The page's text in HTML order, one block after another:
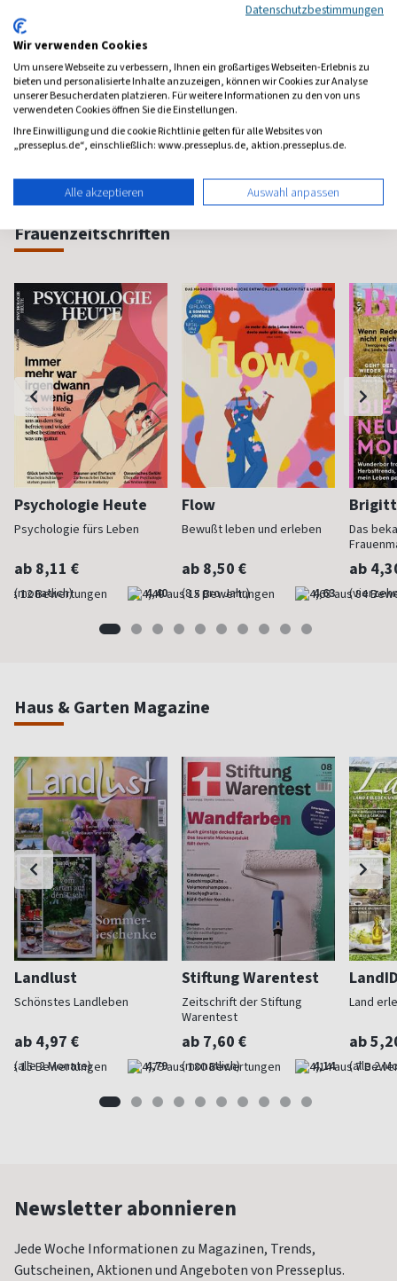
Just Kick-it
ab 7,32 € ab 5,99 €
(13 x pro Jahr)
Kinder
ab
Frauenzeitschriften
Psychologie Heute
Psychologie fürs Leben
ab 8,11 €
(monatlich) 4,40
Flow
Bewußt leben und erleben
ab 8,50 €
(8 x pro Jahr) 4,63
Das
ab
Haus & Garten Magazine
Landlust
Schönstes Landleben
ab 4,97 €
(alle 2 Monate) 4,79
Stiftung Warentest
Zeitschrift der Stiftung
Warentest
ab 7,60 €
(monatlich) 4,14
Land
ab
(alle 2
Newsletter abonnieren
Jede Woche Informationen zu Magazinen, Trends,
Gutscheinen, Aktionen und Angeboten von Presseplus.
Datenschutzbestimmungen
Wir verwenden Cookies
Um unsere Webseite zu verbessern, Ihnen ein großartiges Webseiten-Erlebnis zu
bieten und personalisierte Inhalte anzuzeigen, können wir Cookies zur Analyse
unserer Besucherdaten platzieren. Für weitere Informationen zu den von uns
verwendeten Cookies öffnen Sie die Einstellungen.
Ihre Einwilligung und die cookie Richtlinie gelten für alle Websites von
„presseplus.de“, einschließlich: www.presseplus.de, aktion.presseplus.de.
Alle akzeptieren Auswahl anpassen